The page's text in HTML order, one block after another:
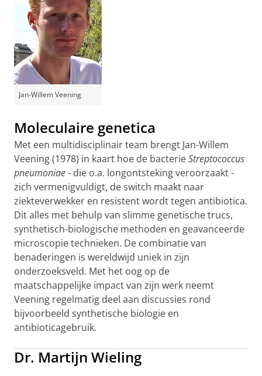
Jan-Willem Veening
Moleculaire genetica
Met een multidisciplinair team brengt Jan-Willem
Veening (1978) in kaart hoe de bacterieStreptococcus
pneumoniae- die o.a. longontsteking veroorzaakt -
zich vermenigvuldigt, de switch maakt naar
ziekteverwekker en resistent wordt tegen antibiotica.
Dit alles met behulp van slimme genetische trucs,
synthetisch-biologische methoden en geavanceerde
microscopie technieken. De combinatie van
benaderingen is wereldwijd uniek in zijn
onderzoeksveld. Met het oog op de
maatschappelijke impact van zijn werk neemt
Veening regelmatig deel aan discussies rond
bijvoorbeeld synthetische biologie en
antibioticagebruik.
Dr. Martijn Wieling
Pneumokokken doorgronden